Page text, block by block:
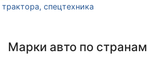
трактора, спецтехника
Марки авто по странам